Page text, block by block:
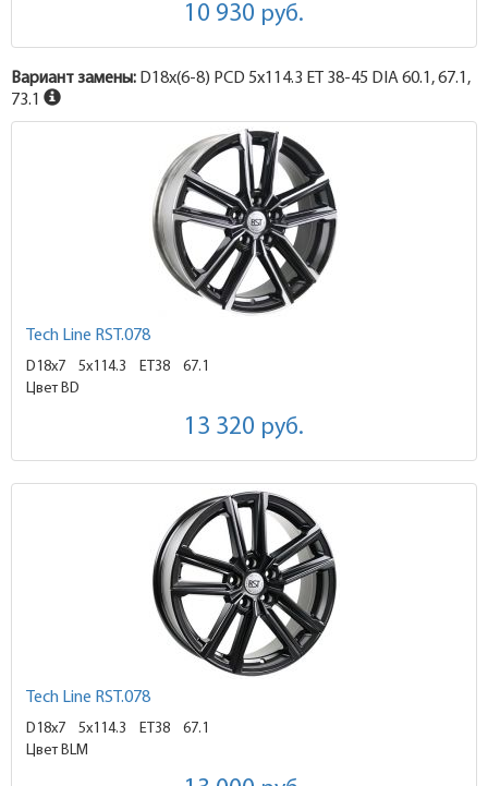
10 930 руб.
Вариант замены: D18x(6-8) PCD 5x114.3 ET 38-45 DIA 60.1, 67.1,
73.1
Tech Line RST.078
D18x7 5x114.3 ET38
67.1
Цвет BD
13 320 руб.
Tech Line RST.078
D18x7 5x114.3 ET38
67.1
Цвет BLM